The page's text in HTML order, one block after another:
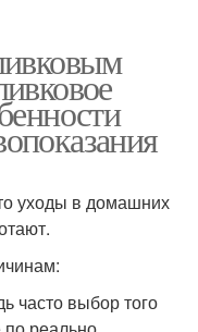
уходы в домашних
часто выбор того